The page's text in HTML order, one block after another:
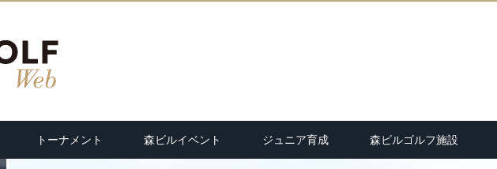
トーナメント 森ビルイベント ジュニア育成 森ビルゴルフ施設